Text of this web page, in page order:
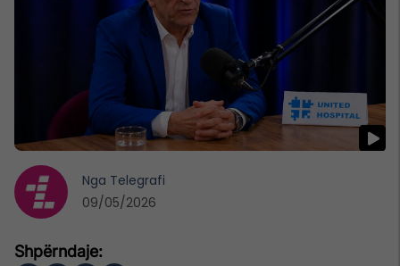
Nga Telegrafi
09/05/2026